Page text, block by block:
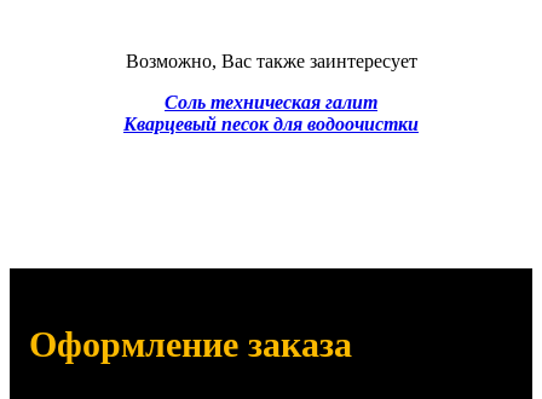
Возможно, Вас также заинтересует
Соль техническая галит
Кварцевый песок для водоочистки
Оформление заказа